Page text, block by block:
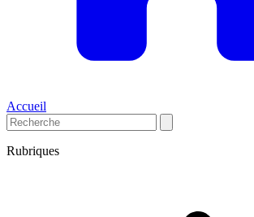
Accueil
Rubriques